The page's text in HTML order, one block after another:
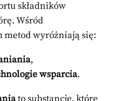
składników
Wśród
wyróżniają się:
,
wsparcia.